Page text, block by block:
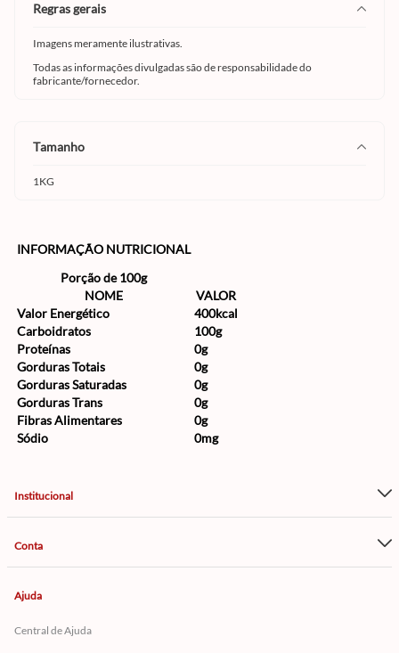
regras gerais
Imagens meramente ilustrativas.
Todas as informações divulgadas são de responsabilidade do
fabricante/fornecedor.
tamanho
1KG
INFORMAÇÃO NUTRICIONAL
Porção de 100g
NOME
VALOR
Valor Energético
400kcal
Carboidratos
100g
Proteínas
0g
Gorduras Totais
0g
Gorduras Saturadas
0g
Gorduras Trans
0g
Fibras Alimentares
0g
Sódio
0mg
Institucional
Conta
Ajuda
Central de Ajuda